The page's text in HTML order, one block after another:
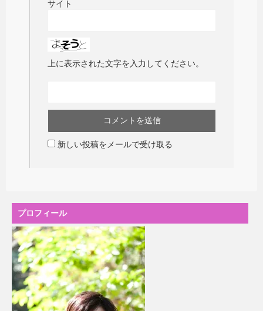
サイト
上に表示された文字を入力してください。
新しい投稿をメールで受け取る
プロフィール